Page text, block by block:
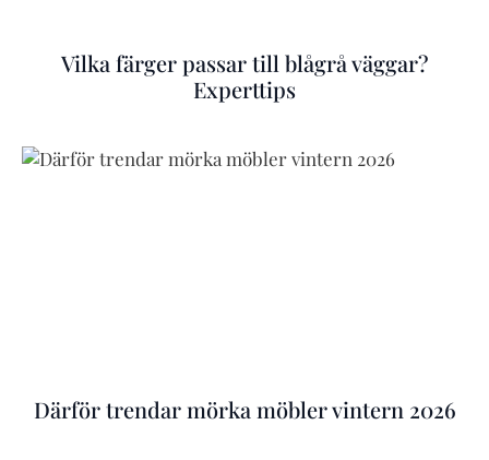
Vilka färger passar till blågrå väggar?
Experttips
Därför trendar mörka möbler vintern 2026